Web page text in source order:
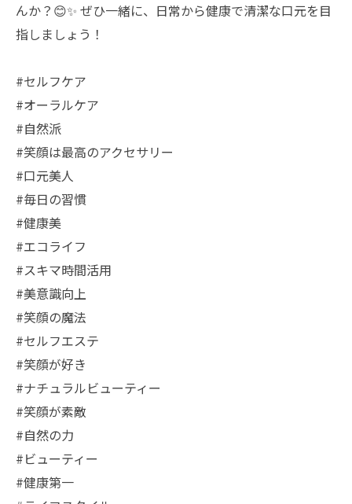
んか？😊✨ ぜひ一緒に、日常から健康で清潔な口元を目
指しましょう！
#セルフケア
#オーラルケア
#自然派
#笑顔は最高のアクセサリー
#口元美人
#毎日の習慣
#健康美
#エコライフ
#スキマ時間活用
#美意識向上
#笑顔の魔法
#セルフエステ
#笑顔が好き
#ナチュラルビューティー
#笑顔が素敵
#自然の力
#ビューティー
#健康第一